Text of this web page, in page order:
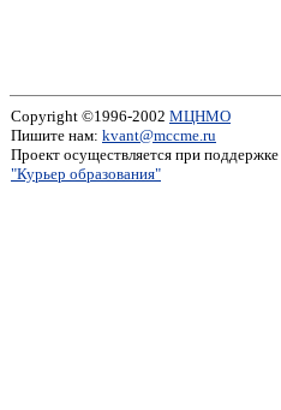
Copyright ©1996-2002 МЦНМО
Пишите нам: kvant@mccme.ru
Проект осуществляется при поддержке
"Курьер образования"